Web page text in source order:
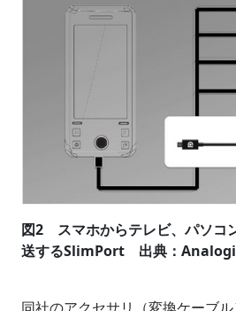
図2 スマホからテレビ、パソコ
送するSlimPort 出典：